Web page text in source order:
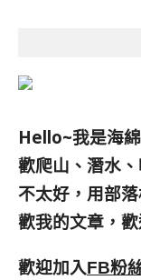
Hello~我是海
歡爬山、潛水
不太好，用部
歡我的文章，
歡迎加入FB粉